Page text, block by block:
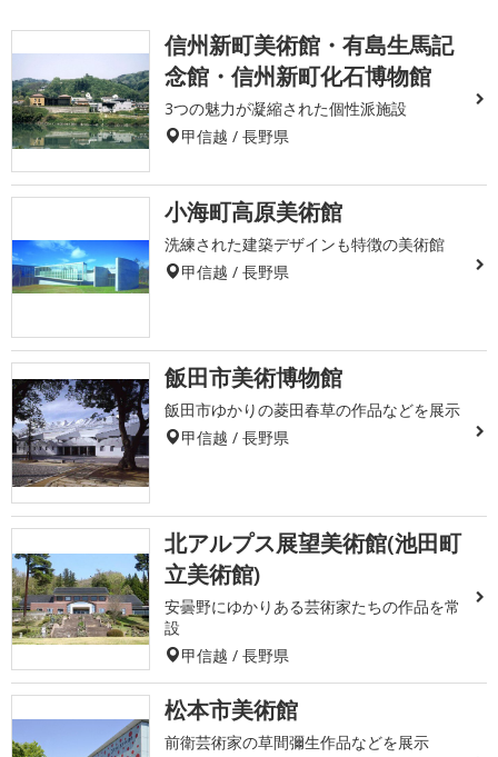
信州新町美術館・有島生馬記
念館・信州新町化石博物館
3つの魅力が凝縮された個性派施設
甲信越 / 長野県
小海町高原美術館
洗練された建築デザインも特徴の美術館
甲信越 / 長野県
飯田市美術博物館
飯田市ゆかりの菱田春草の作品などを展示
甲信越 / 長野県
北アルプス展望美術館(池田町
立美術館)
安曇野にゆかりある芸術家たちの作品を常
設
甲信越 / 長野県
松本市美術館
前衛芸術家の草間彌生作品などを展示